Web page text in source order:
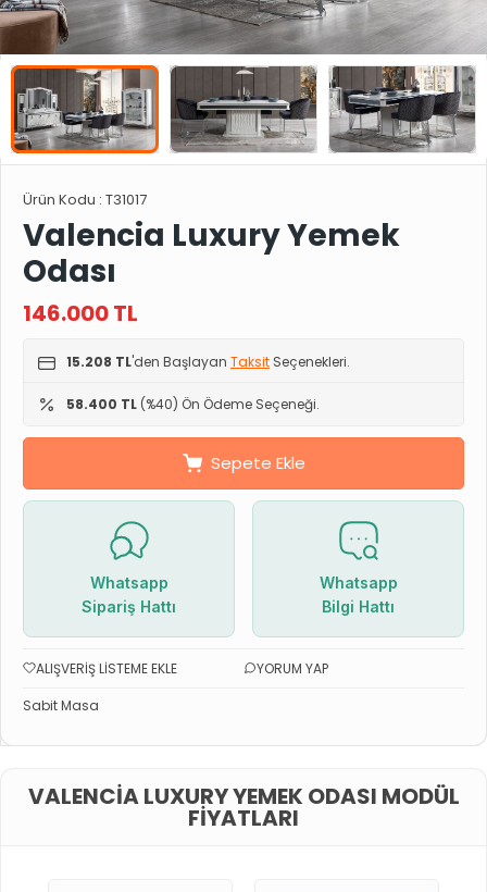
Ürün Kodu : T31017
Valencia Luxury Yemek
Odası
146.000TL
15.208 TL'den Başlayan Taksit Seçenekleri.
58.400 TL (%40) Ön Ödeme Seçeneği.
Sepete Ekle
Whatsapp
Sipariş Hattı
Whatsapp
Bilgi Hattı
ALIŞVERIŞ LISTEME EKLE
YORUM YAP
Sabit Masa
VALENCIA LUXURY YEMEK ODASI MODÜL
FIYATLARI